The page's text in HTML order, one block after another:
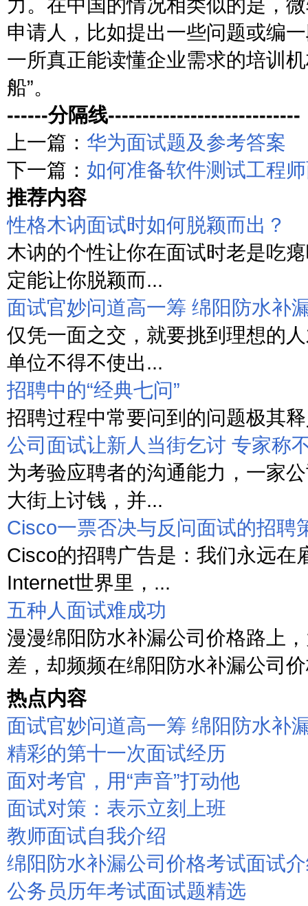
申请人，比如提出一些问题或编
一所真正能读懂企业需求的培训
船”。
------分隔线----------------------------
上一篇： 华为面试题及参考答案
下一篇： 如何准备软件测试工程
推荐内容
性格木讷面试时如何脱颖而出？
木讷的个性让你在面试时老是吃
定能让你脱颖而...
面试官妙问道高一筹 绵阳防水补
仅凭一面之交，就要挑到理想的
单位不得不使出...
招聘中的“经典七问”
招聘过程中常要问到的问题极其
公司面试让新人当街乞讨 专家称
为考验应聘者的沟通能力，一家
大街上讨钱，并...
Cisco一票否决与反问面试的招聘
Cisco的招聘广告是：我们永远在
Internet世界里，...
五种人面试难成功
漫漫绵阳防水补漏公司价格路上
差，却频频在绵阳防水补漏公司
热点内容
面试官妙问道高一筹 绵阳防水补
精彩的第十一次面试经历
面对考官，用“声音”打动他
面试对策：表示立刻上班
教师面试自我介绍
绵阳防水补漏公司价格考试面试
公务员历年考试面试题精选